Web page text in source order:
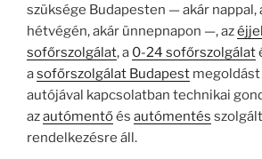
szüksége Budapesten — akár nappal,
hétvégén, akár ünnepnapon —, az
sofőrszolgálat, a 0-24 sofőrszolgálat
asofőrszolgálat Budapest megoldást
autójával kapcsolatban technikai
azautómentőés autómentés
rendelkezésre áll.